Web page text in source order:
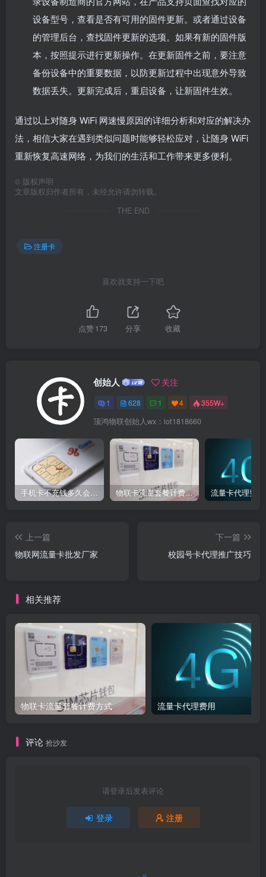
设备型号，查看是否有可用的固件更新。或者通过设备
的管理后台，查找固件更新的选项。如果有新的固件版
本，按照提示进行更新操作。在更新固件之前，要注意
备份设备中的重要数据，以防更新过程中出现意外导致
数据丢失。更新完成后，重启设备，让新固件生效。
通过以上对随身 WiFi 网速慢原因的详细分析和对应的解决办
法，相信大家在遇到类似问题时能够轻松应对，让随身 WiFi
重新恢复高速网络，为我们的生活和工作带来更多便利。
© 版权声明
文章版权归作者所有，未经允许请勿转载。
THE END
注册卡
喜欢就支持一下吧
点赞173 分享 收藏
创始人 关注
1 628 1 4 355W+
顶鸿物联创始人wx：iot1818660
手机卡不充钱多久会被自动销户？ 物联卡流量套餐计费方式 流量卡代理费用
上一篇
物联网流量卡批发厂家
下一篇
校园号卡代理推广技巧
相关推荐
物联卡流量套餐计费方式 流量卡代理费用
评论 抢沙发
请登录后发表评论
登录 注册